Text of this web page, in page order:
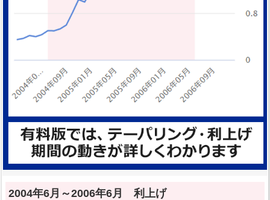
2004年6月～2006年6月 利上げ